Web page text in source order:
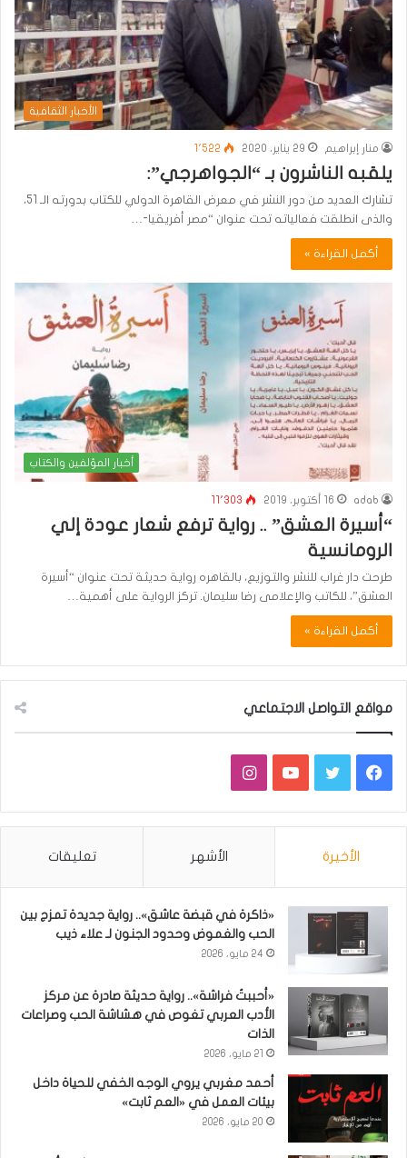
الأخبار الثقافية
منار إبراهيم 29 يناير، 2020 1٬522
يلقبه الناشرون بـ “الجواهرجي”:
تشارك العديد من دور النشر في معرض القاهرة الدولي للكتاب بدورته الـ 51،
والذى انطلقت فعالياته تحت عنوان “مصر أفريقيا-…
أكمل القراءة »
أخبار المؤلفين والكتاب
adab 16 أكتوبر، 2019 11٬303
“أسيرة العشق” .. رواية ترفع شعار عودة إلي
الرومانسية
طرحت دار غراب للنشر والتوزيع، بالقاهره رواية حديثة تحت عنوان “أسيرة
العشق”، للكاتب والإعلامى رضا سليمان. تركز الرواية على أهمية…
أكمل القراءة »
مواقع التواصل الاجتماعي
فيسبوكتويتر يوتيوبانستقرام
الأخيرة الأشهر تعليقات
«ذاكرة في قبضة عاشق».. رواية جديدة تمزج بين
الحب والغموض وحدود الجنون لـ علاء ذيب
24 مايو، 2026
«أحببتُ فراشة».. رواية حديثة صادرة عن مركز
الأدب العربي تغوص في هشاشة الحب وصراعات
الذات
21 مايو، 2026
أحمد مغربي يروي الوجه الخفي للحياة داخل
بيئات العمل في «العم ثابت»
20 مايو، 2026